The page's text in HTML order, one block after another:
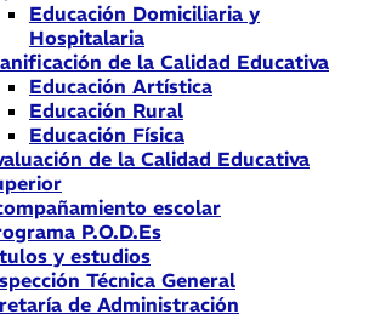
Educación Domiciliaria y
Hospitalaria
de la Calidad Educativa
Educación Artística
Educación Rural
Educación Física
de la Calidad Educativa
escolar
P.O.D.Es
y estudios
Técnica General
de Administración